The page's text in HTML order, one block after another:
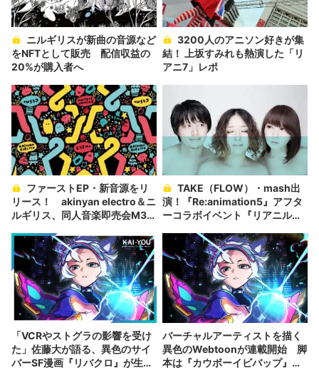
をNFTとして販売 配信収益の
20%が購入者へ
結！ 上坂すみれも熱演した「リ
アニ7」レポ
リース！ akinyan electro＆ニ
ルギリス、同人音楽即売会M3に
演！『Re:animation5』アフタ
ーコラボイベント『リアニルギ
予約可能
「VCRやストグラの影響を受け
た」佐藤大が語る、異色のサイ
バーSF漫画『リバクロ』が生ま
バーチャルアーティストを描く
異色のWebtoonが連載開始 脚
本は『カウボーイビバップ』の